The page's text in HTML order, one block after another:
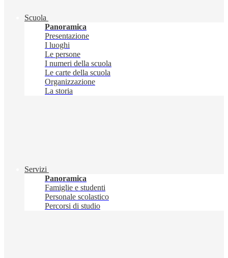
Scuola
Panoramica
Presentazione
I luoghi
Le persone
I numeri della scuola
Le carte della scuola
Organizzazione
La storia
Servizi
Panoramica
Famiglie e studenti
Personale scolastico
Percorsi di studio